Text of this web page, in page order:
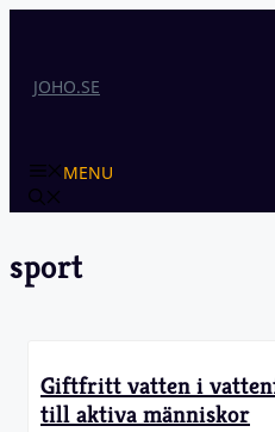
JOHO.SE
MENU
sport
Giftfritt vatten i
till aktiva människor